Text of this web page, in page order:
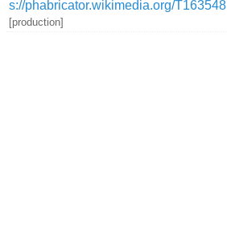
s://phabricator.wikimedia.org/T163548
[production]